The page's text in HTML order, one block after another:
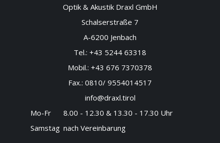
Optik & Akustik Draxl GmbH
Schalserstraße 7
A-6200 Jenbach
Tel.: +43 5244 63318
Mobil.: +43 676 7370378
Fax.: 0810/ 9554014517
info@draxl.tirol
Mo-Fr
8.00 - 12.30 & 13.30 - 17.30 Uhr
Samstag nach Vereinbarung